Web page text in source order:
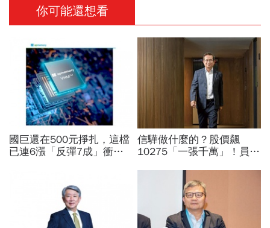
你可能還想看
國巨還在500元掙扎，這檔
已連6漲「反彈7成」衝千
信驊做什麼的？股價飆
10275「一張千萬」！員工
工程師如何孵出「萬金股」